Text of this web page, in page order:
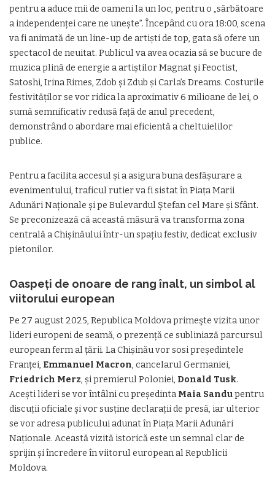
pentru a aduce mii de oameni la un loc, pentru o „sărbătoare
a independenței care ne unește”. Începând cu ora 18:00, scena
va fi animată de un line-up de artiști de top, gata să ofere un
spectacol de neuitat. Publicul va avea ocazia să se bucure de
muzica plină de energie a artiștilor Magnat și Feoctist,
Satoshi, Irina Rimes, Zdob și Zdub și Carla’s Dreams. Costurile
festivităților se vor ridica la aproximativ 6 milioane de lei, o
sumă semnificativ redusă față de anul precedent,
demonstrând o abordare mai eficientă a cheltuielilor
publice.
Pentru a facilita accesul și a asigura buna desfășurare a
evenimentului, traficul rutier va fi sistat în Piața Marii
Adunări Naționale și pe Bulevardul Ștefan cel Mare și Sfânt.
Se preconizează că această măsură va transforma zona
centrală a Chișinăului într-un spațiu festiv, dedicat exclusiv
pietonilor.
Oaspeți de onoare de rang înalt, un simbol al
viitorului european
Pe 27 august 2025, Republica Moldova primeşte vizita unor
lideri europeni de seamă, o prezență ce subliniază parcursul
european ferm al țării. La Chișinău vor sosi președintele
Franței, Emmanuel Macron, cancelarul Germaniei,
Friedrich Merz, și premierul Poloniei, Donald Tusk.
Acești lideri se vor întâlni cu președinta Maia Sandupentru
discuții oficiale și vor susține declarații de presă, iar ulterior
se vor adresa publicului adunat în Piața Marii Adunări
Naționale. Această vizită istorică este un semnal clar de
sprijin și încredere în viitorul european al Republicii
Moldova.